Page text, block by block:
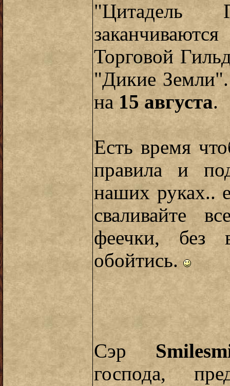
"Цитадель
Торговой
"Дикие
на15 августа.
Есть время
правила и
наших руках..
сваливайте
феечки,
обойтись.
Сэр
господа,